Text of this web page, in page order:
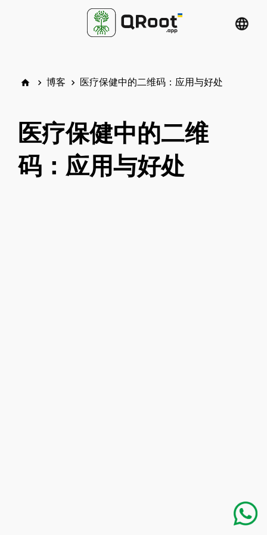
language
home keyboard_arrow_right 博客 keyboard_arrow_right 医疗保健中的二维码：应用与好处
医疗保健中的二维
码：应用与好处